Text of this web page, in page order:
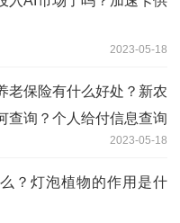
2023-05-18
老保险有什么好处？新农
查询？个人给付信息查询
2023-05-18
？灯泡植物的作用是什